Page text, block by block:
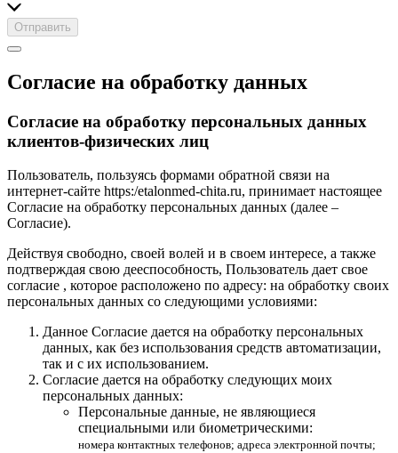
Отправить
Согласие на обработку данных
Согласие на обработку персональных данных
клиентов-физических лиц
Пользователь, пользуясь формами обратной связи на
интернет-сайте https:/etalonmed-chita.ru, принимает настоящее
Согласие на обработку персональных данных (далее –
Согласие).
Действуя свободно, своей волей и в своем интересе, а также
подтверждая свою дееспособность, Пользователь дает свое
согласие , которое расположено по адресу: на обработку своих
персональных данных со следующими условиями:
Данное Согласие дается на обработку персональных
данных, как без использования средств автоматизации,
так и с их использованием.
Согласие дается на обработку следующих моих
персональных данных:
Персональные данные, не являющиеся
специальными или биометрическими:
номера контактных телефонов; адреса электронной почты;